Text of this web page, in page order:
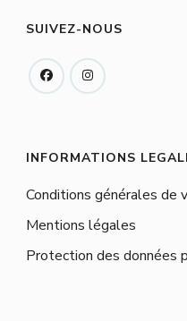
SUIVEZ-NOUS
INFORMATIONS
Conditions générales de
Mentions légales
Protection des données